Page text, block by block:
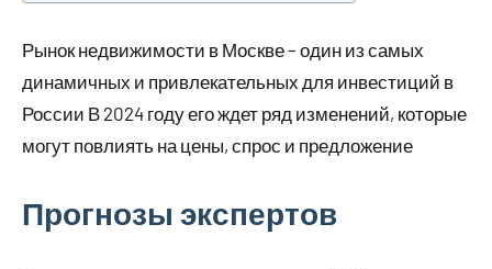
Рынок недвижимости в Москве – один из самых
динамичных и привлекательных для инвестиций в
России В 2024 году его ждет ряд изменений, которые
могут повлиять на цены, спрос и предложение
Прогнозы экспертов